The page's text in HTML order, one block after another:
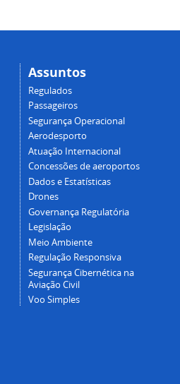
Assuntos
Regulados
Passageiros
Segurança Operacional
Aerodesporto
Atuação Internacional
Concessões de aeroportos
Dados e Estatísticas
Drones
Governança Regulatória
Legislação
Meio Ambiente
Regulação Responsiva
Segurança Cibernética na
Aviação Civil
Voo Simples